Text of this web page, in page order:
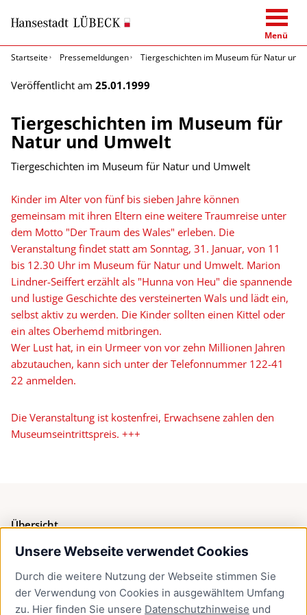
Unsere Webseite verwendet Cookies
Durch die weitere Nutzung der Webseite stimmen Sie
der Verwendung von Cookies in ausgewähltem Umfang
zu. Hier finden Sie unsere Datenschutzhinweise und
Menü
Startseite
Pressemeldungen Tiergeschichten im Museum für Natur und
Veröffentlicht am 25.01.1999
Tiergeschichten im Museum für
Natur und Umwelt
Tiergeschichten im Museum für Natur und Umwelt
Kinder im Alter von fünf bis sieben Jahre können
gemeinsam mit ihren Eltern eine weitere Traumreise unter
dem Motto "Der Traum des Wales" erleben. Die
Veranstaltung findet statt am Sonntag, 31. Januar, von 11
bis 12.30 Uhr im Museum für Natur und Umwelt. Marion
Lindner-Seiffert erzählt als "Hunna von Heu" die spannende
und lustige Geschichte des versteinerten Wals und lädt ein,
selbst aktiv zu werden. Die Kinder sollten einen Kittel oder
ein altes Oberhemd mitbringen.
Wer Lust hat, in ein Urmeer von vor zehn Millionen Jahren
abzutauchen, kann sich unter der Telefonnummer 122-41
22 anmelden.
Die Veranstaltung ist kostenfrei, Erwachsene zahlen den
Museumseintrittspreis. +++
Übersicht
Bürgerservice
Presse
Newsletter Lübeck:kompakt